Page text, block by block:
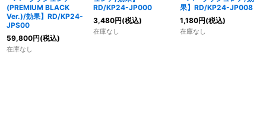
(PREMIUM BLACK
Ver.)/効果】RD/KP24-
JPS00
59,800円(税込)
在庫なし
RD/KP24-JP000
3,480円(税込)
在庫なし
果】RD/KP24-JP008
1,180円(税込)
在庫なし